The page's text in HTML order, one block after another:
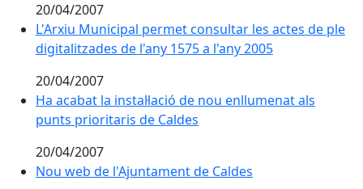
20/04/2007
L'Arxiu Municipal permet consultar les actes de ple
digitalitzades de l'any 1575 a l'any 2005
20/04/2007
Ha acabat la instal·lació de nou enllumenat als
punts prioritaris de Caldes
20/04/2007
Nou web de l'Ajuntament de Caldes